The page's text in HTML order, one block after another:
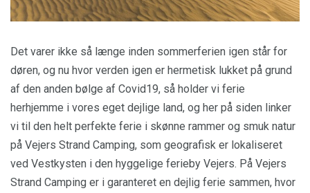
Det varer ikke så længe inden sommerferien igen står for
døren, og nu hvor verden igen er hermetisk lukket på grund
af den anden bølge af Covid19, så holder vi ferie
herhjemme i vores eget dejlige land, og her på siden linker
vi til den helt perfekte ferie i skønne rammer og smuk natur
på Vejers Strand Camping, som geografisk er lokaliseret
ved Vestkysten i den hyggelige ferieby Vejers. På Vejers
Strand Camping er i garanteret en dejlig ferie sammen, hvor